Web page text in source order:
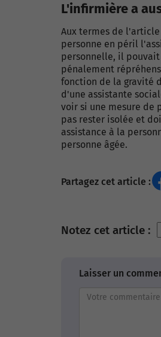
L'infirmière a
Aux termes de
personne en péril
personnelle, il
pénalement
fonction de la gravité
d'une assistante
voir si une mesure de
pas rester isolée et
assistance à la
personne âgée.
Partagez cet article :
Notez cet article :
Laisser un